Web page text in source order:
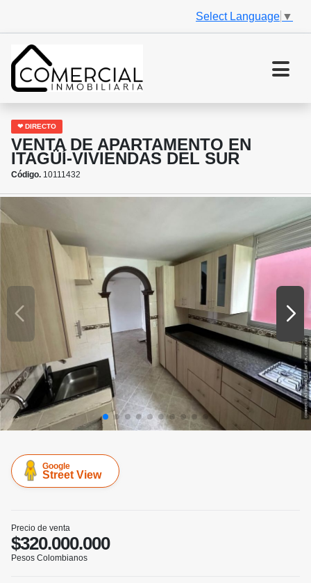
Select Language ▼
❤ DIRECTO
VENTA DE APARTAMENTO EN
ITAGÜÍ-VIVIENDAS DEL SUR
Código. 10111432
Google
Street View
Precio de venta
$320.000.000
Pesos Colombianos